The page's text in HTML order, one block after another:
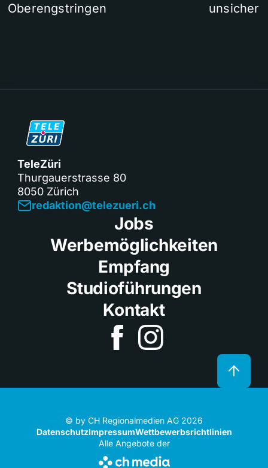
Oberengstringen
unsicher
TeleZüri
Thurgauerstrasse 80
8050 Zürich
redaktion@telezueri.ch
Jobs
Werbemöglichkeiten
Empfang
Studioführungen
Kontakt
© by CH Regionalmedien AG 2026
DatenschutzImpressumWettbewerbsrichtlinien
Alle Angebote der